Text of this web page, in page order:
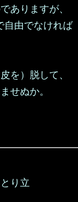
ありますが、
自由でなければ
を）脱して、
せぬか。
り立